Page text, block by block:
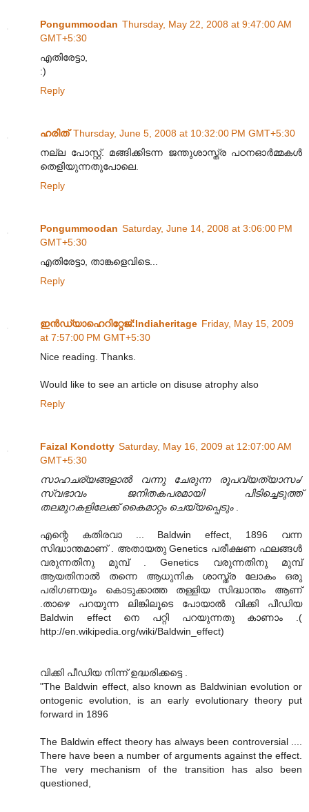
Pongummoodan Thursday, May 22, 2008 at 9:47:00 AM
GMT+5:30
എതിരേട്ടാ,
:)
Reply
ഹരിത് Thursday, June 5, 2008 at 10:32:00 PM GMT+5:30
നല്ല പോസ്റ്റ്. മങ്ങിക്കിടന്ന ജന്തുശാസ്ത്ര പഠനഓര്‍മ്മകള്‍
തെളിയുന്നതുപോലെ.
Reply
Pongummoodan Saturday, June 14, 2008 at 3:06:00 PM
GMT+5:30
എതിരേട്ടാ, താങ്കളെവിടെ...
Reply
ഇന്‍ഡ്യാഹെറിറ്റേജ്‌:Indiaheritage Friday, May 15, 2009
at 7:57:00 PM GMT+5:30
Nice reading. Thanks.
Would like to see an article on disuse atrophy also
Reply
Faizal Kondotty Saturday, May 16, 2009 at 12:07:00 AM
GMT+5:30
സാഹചര്യങ്ങളാൽ വന്നു ചേരുന്ന രൂപവ്യത്യാസം/
സ്വഭാവം ജനിതകപരമായി പിടിച്ചെടുത്ത്
തലമുറകളിലേക്ക് കൈമാറ്റം ചെയ്യപ്പെടും
എന്റെ കതിരവാ ... Baldwin effect, 1896 വന്ന
സിദ്ധാന്തമാണ്‌ . അതായതു Genetics പരീക്ഷണ ഫലങ്ങള്‍
വരുന്നതിനു മുമ്പ് . Genetics വരുന്നതിനു മുമ്പ്
ആയതിനാല്‍ തന്നെ ആധുനിക ശാസ്ത്ര ലോകം ഒരു
പരിഗണയും കൊടുക്കാത്ത തള്ളിയ സിദ്ധാന്തം ആണ്
.താഴെ പറയുന്ന ലിങ്കിലൂടെ പോയാല്‍ വിക്കി പീഡിയ
Baldwin effect നെ പറ്റി പറയുന്നതു കാണാം .(
http://en.wikipedia.org/wiki/Baldwin_effect)
വിക്കി പീഡിയ നിന്ന് ഉദ്ധരിക്കട്ടെ .
"The Baldwin effect, also known as Baldwinian evolution or
ontogenic evolution, is an early evolutionary theory put
forward in 1896
The Baldwin effect theory has always been controversial ....
There have been a number of arguments against the effect.
The very mechanism of the transition has also been
questioned,